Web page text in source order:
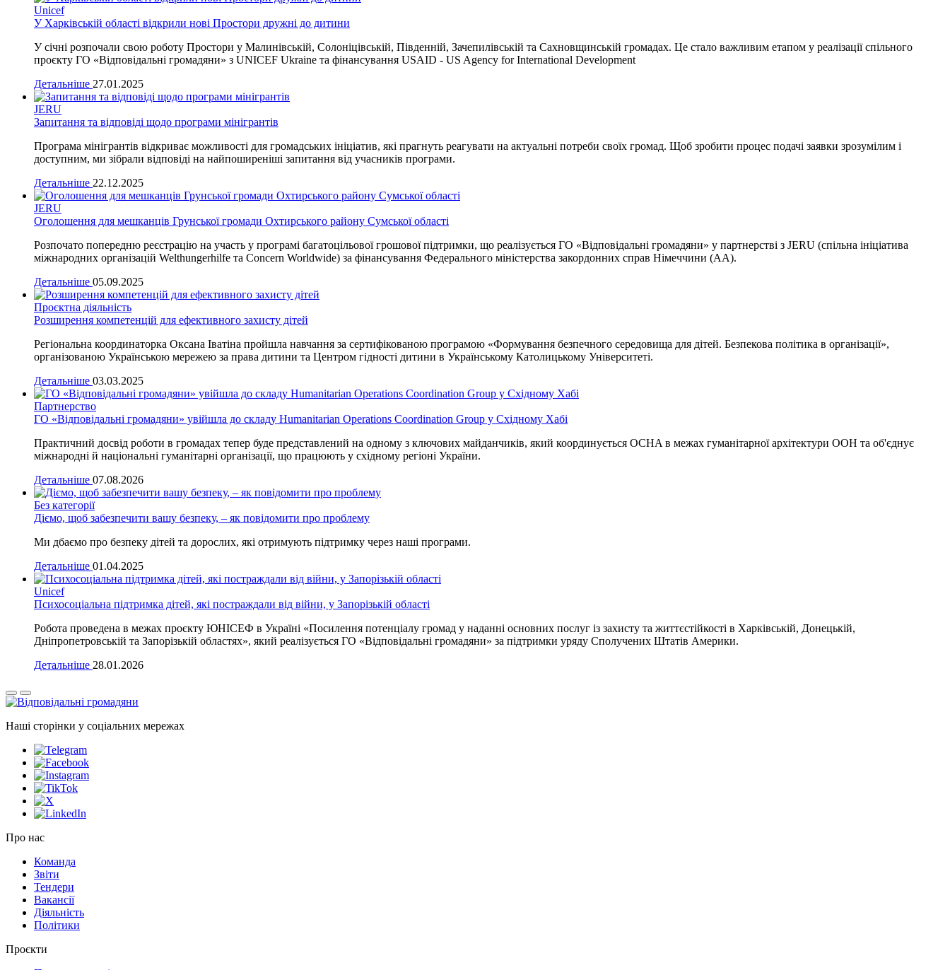
Unicef
У Харківській області відкрили нові Простори дружні до дитини
У січні розпочали свою роботу Простори у Малинівській, Солоніцівській, Південній, Зачепилівській та Сахновщинській громадах. Це стало важливим етапом у реалізації спільного
проєкту ГО «Відповідальні громадяни» з UNICEF Ukraine та фінансування USAID - US Agency for International Development
Детальніше 27.01.2025
JERU
Запитання та відповіді щодо програми мінігрантів
Програма мінігрантів відкриває можливості для громадських ініціатив, які прагнуть реагувати на актуальні потреби своїх громад. Щоб зробити процес подачі заявки зрозумілим і
доступним, ми зібрали відповіді на найпоширеніші запитання від учасників програми.
Детальніше 22.12.2025
JERU
Оголошення для мешканців Грунської громади Охтирського району Сумської області
Розпочато попередню реєстрацію на участь у програмі багатоцільової грошової підтримки, що реалізується ГО «Відповідальні громадяни» у партнерстві з JERU (спільна ініціатива
міжнародних організацій Welthungerhilfe та Concern Worldwide) за фінансування Федерального міністерства закордонних справ Німеччини (AA).
Детальніше 05.09.2025
Проєктна діяльність
Розширення компетенцій для ефективного захисту дітей
Регіональна координаторка Оксана Іватіна пройшла навчання за сертифікованою програмою «Формування безпечного середовища для дітей. Безпекова політика в організації»,
організованою Українською мережею за права дитини та Центром гідності дитини в Українському Католицькому Університеті.
Детальніше 03.03.2025
Партнерство
ГО «Відповідальні громадяни» увійшла до складу Humanitarian Operations Coordination Group у Східному Хабі
Практичний досвід роботи в громадах тепер буде представлений на одному з ключових майданчиків, який координується OCHA в межах гуманітарної архітектури ООН та об'єднує
міжнародні й національні гуманітарні організації, що працюють у східному регіоні України.
Детальніше 07.08.2026
Без категорії
Діємо, щоб забезпечити вашу безпеку, – як повідомити про проблему
Ми дбаємо про безпеку дітей та дорослих, які отримують підтримку через наші програми.
Детальніше 01.04.2025
Unicef
Психосоціальна підтримка дітей, які постраждали від війни, у Запорізькій області
Робота проведена в межах проєкту ЮНІСЕФ в Україні «Посилення потенціалу громад у наданні основних послуг із захисту та життєстійкості в Харківській, Донецькій,
Дніпропетровській та Запорізькій областях», який реалізується ГО «Відповідальні громадяни» за підтримки уряду Сполучених Штатів Америки.
Детальніше 28.01.2026
Наші сторінки у соціальних мережах
Про нас
Команда
Звіти
Тендери
Вакансії
Діяльність
Політики
Проєкти